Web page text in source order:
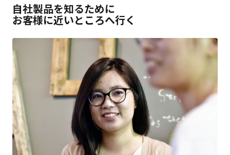
自社製品を知るために
お客様に近いところへ行く